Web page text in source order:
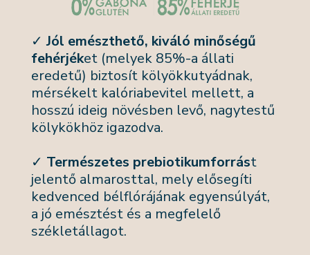
✓ Jól emészthető, kiváló minőségű
fehérjéket (melyek 85%-a állati
eredetű) biztosít kölyökkutyádnak,
mérsékelt kalóriabevitel mellett, a
hosszú ideig növésben levő, nagytestű
kölykökhöz igazodva.
✓ Természetes prebiotikumforrást
jelentő almarosttal, mely elősegíti
kedvenced bélflórájának egyensúlyát,
a jó emésztést és a megfelelő
székletállagot.